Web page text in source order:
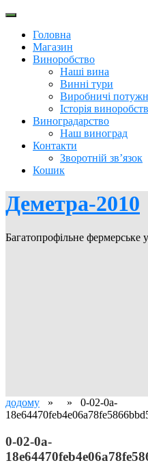
Перейти
вмістуГоловна
Магазин
Виноробство
Наші вина
Винні тури
Виробничі
Історія
Виноградарство
Наш виноград
Контакти
Зворотній зв’язок
Кошик
Деметра-2010
Багатопрофільне фермерське
додому » » 0-02-0a-
0-02-0a-